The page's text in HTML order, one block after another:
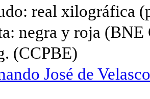
real xilográfica
negra y roja (BNE
(CCPBE)
José de